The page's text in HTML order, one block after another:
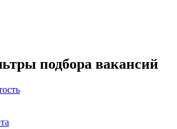
подбора вакансий